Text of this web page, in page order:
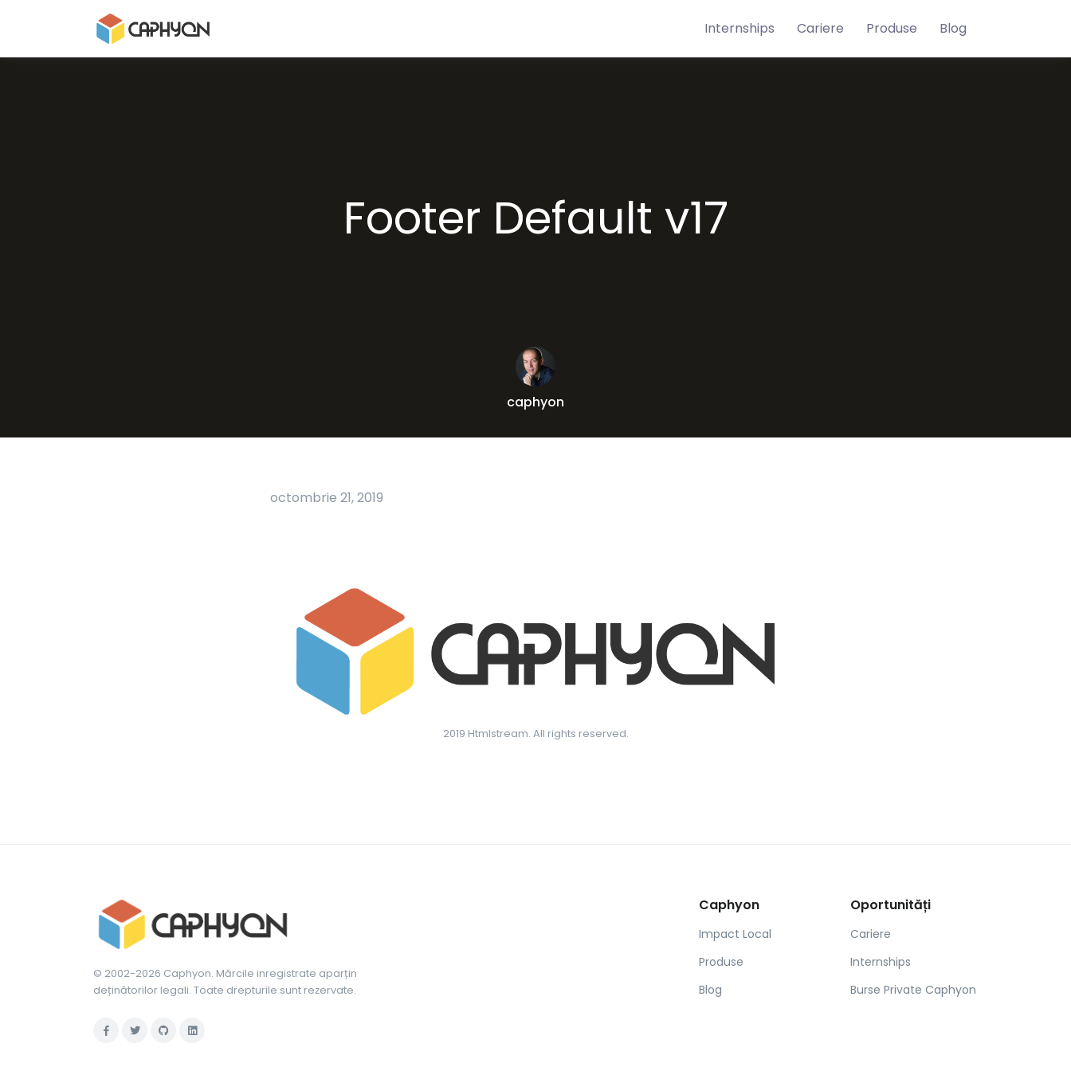
Internships Cariere Produse Blog
Footer Default v17
caphyon
octombrie 21, 2019
2019 Htmlstream. All rights reserved.
© 2002-2026 Caphyon. Mărcile inregistrate aparțin
deținătorilor legali. Toate drepturile sunt rezervate.
Caphyon
Impact Local
Produse
Blog
Oportunități
Cariere
Internships
Burse Private Caphyon